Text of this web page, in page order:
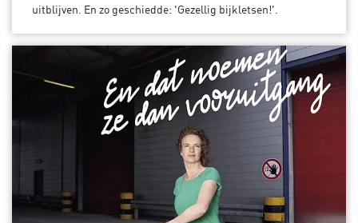
uitblijven. En zo geschiedde: 'Gezellig bijkletsen!'.